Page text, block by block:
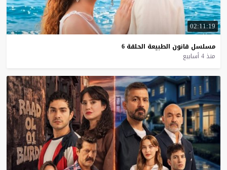
02:11:19
مسلسل قانون الطبيعة الحلقة 6
منذ 4 أسابيع